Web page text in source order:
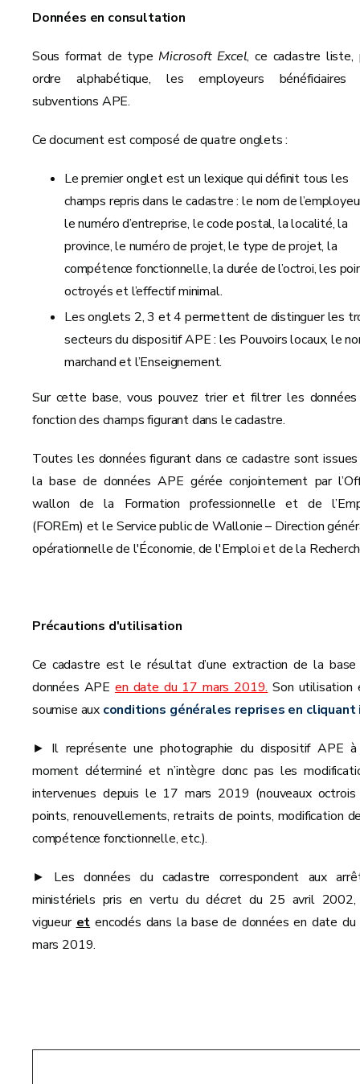
Données en consultation
Sous format de typeMicrosoft Excel, ce cadastre liste,
ordre alphabétique, les employeurs bénéficiaires
subventions APE.
Ce document est composé de quatre onglets :
Le premier onglet est un lexique qui définit tous les
champs repris dans le cadastre : le nom de
le numéro d’entreprise, le code postal, la localité, la
province, le numéro de projet, le type de projet, la
compétence fonctionnelle, la durée de l’octroi, les
octroyés et l’effectif minimal.
Les onglets 2, 3 et 4 permettent de distinguer les
secteurs du dispositif APE : les Pouvoirs locaux, le
marchand et l’Enseignement.
Sur cette base, vous pouvez trier et filtrer les
fonction des champs figurant dans le cadastre.
Toutes les données figurant dans ce cadastre sont
la base de données APE gérée conjointement par
wallon de la Formation professionnelle et de
(FOREm) et le Service public de Wallonie – Direction
opérationnelle de l'Économie, de l'Emploi et de la
Précautions d'utilisation
Ce cadastre est le résultat d’une extraction de la
données APEen date du 17 mars 2019. Son utilisation
soumise aux conditions générales reprises en cliquant
► Il représente une photographie du dispositif APE à
moment déterminé et n’intègre donc pas les
intervenues depuis le 17 mars 2019 (nouveaux
points, renouvellements, retraits de points, modification
compétence fonctionnelle, etc.).
► Les données du cadastre correspondent aux
ministériels pris en vertu du décret du 25 avril 2002,
vigueur et encodés dans la base de données en date
mars 2019.